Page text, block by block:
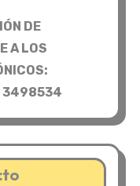
DE
A LOS
3498534